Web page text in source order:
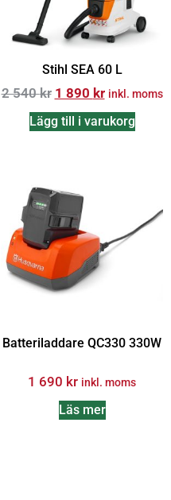
Stihl SEA 60 L
2 540kr 1 890 kr inkl. moms
Lägg till i varukorg
Batteriladdare QC330 330W
1 690 kr inkl. moms
Läs mer